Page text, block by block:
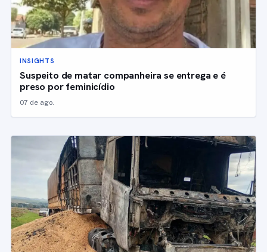
INSIGHTS
Suspeito de matar companheira se entrega e é
preso por feminicídio
07 de ago.